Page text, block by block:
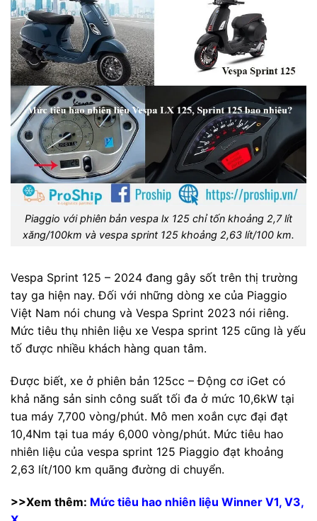
Piaggio với phiên bản vespa lx 125 chỉ tốn khoảng 2,7 lít
xăng/100km và vespa sprint 125 khoảng 2,63 lít/100 km.
Vespa Sprint 125 – 2024 đang gây sốt trên thị trường
tay ga hiện nay. Đối với những dòng xe của Piaggio
Việt Nam nói chung và Vespa Sprint 2023 nói riêng.
Mức tiêu thụ nhiên liệu xe Vespa sprint 125 cũng là yếu
tố được nhiều khách hàng quan tâm.
Được biết, xe ở phiên bản 125cc – Động cơ iGet có
khả năng sản sinh công suất tối đa ở mức 10,6kW tại
tua máy 7,700 vòng/phút. Mô men xoắn cực đại đạt
10,4Nm tại tua máy 6,000 vòng/phút. Mức tiêu hao
nhiên liệu của vespa sprint 125 Piaggio đạt khoảng
2,63 lít/100 km quãng đường di chuyển.
>>Xem thêm: Mức tiêu hao nhiên liệu Winner V1, V3,